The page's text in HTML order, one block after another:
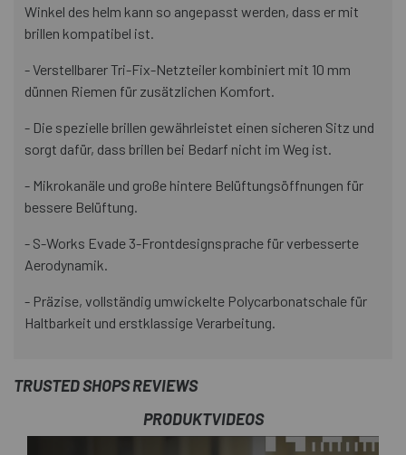
Winkel des helm kann so angepasst werden, dass er mit
brillen kompatibel ist.
- Verstellbarer Tri-Fix-Netzteiler kombiniert mit 10 mm
dünnen Riemen für zusätzlichen Komfort.
- Die spezielle brillen gewährleistet einen sicheren Sitz und
sorgt dafür, dass brillen bei Bedarf nicht im Weg ist.
- Mikrokanäle und große hintere Belüftungsöffnungen für
bessere Belüftung.
- S-Works Evade 3-Frontdesignsprache für verbesserte
Aerodynamik.
- Präzise, vollständig umwickelte Polycarbonatschale für
Haltbarkeit und erstklassige Verarbeitung.
TRUSTED SHOPS REVIEWS
PRODUKTVIDEOS